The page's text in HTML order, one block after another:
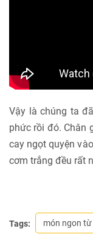
Vậy là chúng ta
phức rồi đó. Chân
cay ngọt quyện
cơm trắng đều rất
Tags: món ngon từ